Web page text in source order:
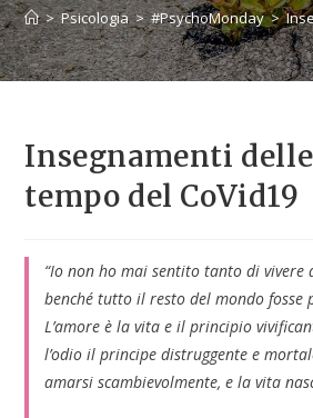
> Psicologia > #PsychoMonday >
Insegnamenti
tempo del CoVid19
“Io non ho mai sentito tanto di vivere
benché tutto il resto del mondo fosse
L’amore è la vita e il principio
l’odio il principe distruggente e
amarsi scambievolmente, e la vita